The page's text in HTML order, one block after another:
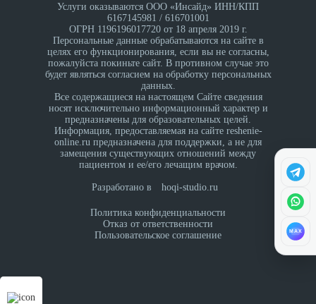
Услуги оказываются ООО «Инсайд» ИНН/КПП
6167145981 / 616701001
ОГРН 1196196017720 от 18 апреля 2019 г.
Персональные данные обрабатываются на сайте в
целях его функционирования, если вы не согласны,
пожалуйста покиньте сайт. В противном случае это
будет являться согласием на обработку персональных
данных.
Все содержащиеся на настоящем Сайте сведения
носят исключительно информационный характер и
предназначены для образовательных целей.
Информация, предоставляемая на сайте reshenie-
online.ru предназначена для поддержки, а не для
замещения существующих отношений между
пациентом и ее/его лечащим врачом.
Разработано в hoqi-studio.ru
Политика конфиденциальности
Отказ от ответственности
Пользовательское соглашение
MAX